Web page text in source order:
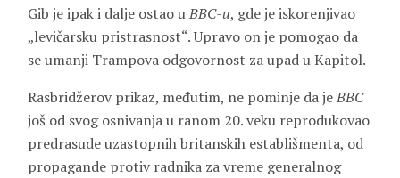
Gib je ipak i dalje ostao uBBC-u, gde je iskorenjivao
„levičarsku pristrasnost“. Upravo on je pomogao da
se umanji Trampova odgovornost za upad u Kapitol.
Rasbridžerov prikaz, međutim, ne pominje da jeBBC
još od svog osnivanja u ranom 20. veku reprodukovao
predrasude uzastopnih britanskih establišmenta, od
propagande protiv radnika za vreme generalnog